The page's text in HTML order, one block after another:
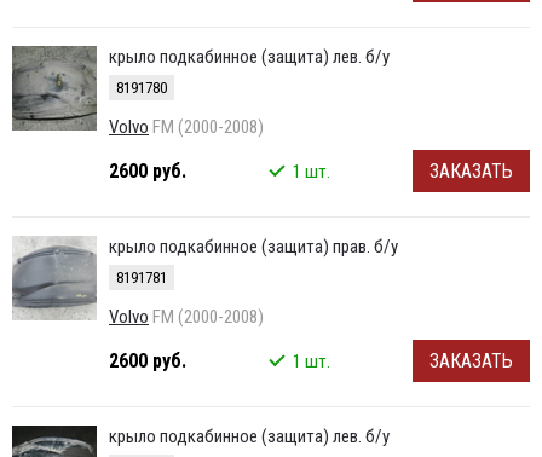
крыло подкабинное (защита) лев. б/у
8191780
Volvo FM (2000-2008)
2600 руб. 1 шт. ЗАКАЗАТЬ
крыло подкабинное (защита) прав. б/у
8191781
Volvo FM (2000-2008)
2600 руб. 1 шт. ЗАКАЗАТЬ
крыло подкабинное (защита) лев. б/у